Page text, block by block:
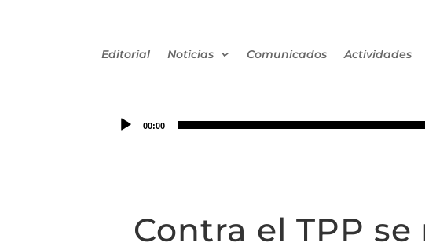
Editorial Noticias Comunicados Actividades
00:00
Contra el TPP